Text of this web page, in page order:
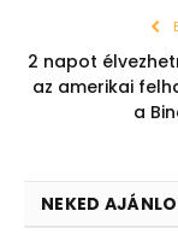
2 napot
az amerikai
a
NEKED